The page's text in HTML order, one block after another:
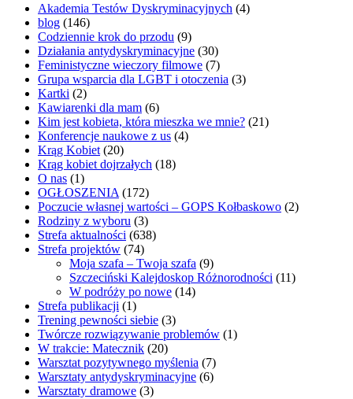
Akademia Testów Dyskryminacyjnych (4)
blog (146)
Codziennie krok do przodu (9)
Działania antydyskryminacyjne (30)
Feministyczne wieczory filmowe (7)
Grupa wsparcia dla LGBT i otoczenia (3)
Kartki (2)
Kawiarenki dla mam (6)
Kim jest kobieta, która mieszka we mnie? (21)
Konferencje naukowe z us (4)
Krąg Kobiet (20)
Krąg kobiet dojrzałych (18)
O nas (1)
OGŁOSZENIA (172)
Poczucie własnej wartości – GOPS Kołbaskowo (2)
Rodziny z wyboru (3)
Strefa aktualności (638)
Strefa projektów (74)
Moja szafa – Twoja szafa (9)
Szczeciński Kalejdoskop Różnorodności (11)
W podróży po nowe (14)
Strefa publikacji (1)
Trening pewności siebie (3)
Twórcze rozwiązywanie problemów (1)
W trakcie: Matecznik (20)
Warsztat pozytywnego myślenia (7)
Warsztaty antydyskryminacyjne (6)
Warsztaty dramowe (3)